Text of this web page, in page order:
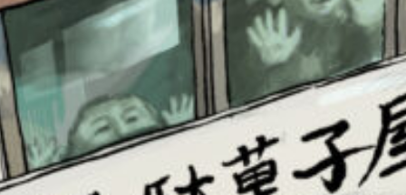
書店に届いた
みんなからのお手紙が